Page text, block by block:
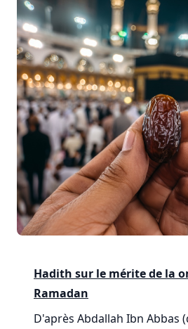
Hadith sur le mérite de la
Ramadan
D'après Abdallah Ibn Abbas